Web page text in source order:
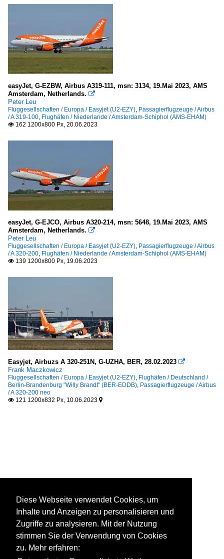
easyJet, G-EZBW, Airbus A319-111, msn: 3134, 19.Mai 2023, AMS
Amsterdam, Netherlands. 
Peter Leu
Fluggesellschaften / Europa / Easyjet (U2-EZY), Passagierflugzeuge / Airbus
/ A 319-100, Flughäfen / Niederlande / Amsterdam-Schiphol (AMS-EHAM)
 162 1200x800 Px, 20.06.2023
easyJet, G-EJCO, Airbus A320-214, msn: 5648, 19.Mai 2023, AMS
Amsterdam, Netherlands. 
Peter Leu
Fluggesellschaften / Europa / Easyjet (U2-EZY), Passagierflugzeuge / Airbus
/ A 320-200, Flughäfen / Niederlande / Amsterdam-Schiphol (AMS-EHAM)
 139 1200x800 Px, 19.06.2023
Easyjet, Airbuzs A 320-251N, G-UZHA, BER, 28.02.2023 
Frank Maczkowicz
Fluggesellschaften / Europa / Easyjet (U2-EZY), Flughäfen / Deutschland /
Berlin-Brandenburg "Willy Brandt" (BER-EDDB), Passagierflugzeuge / Airbus
/ A 320-200 neo
 121 1200x832 Px, 10.06.2023 
Diese Webseite verwendet Cookies, um
Inhalte und Anzeigen zu personalisieren und
Zugriffe zu analysieren. Mit der Nutzung
stimmen Sie der Verwendung von Cookies
zu. Mehr erfahren: